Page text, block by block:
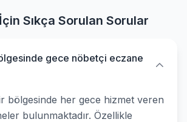
Sıkça Sorulan Sorular
gece nöbetçi eczane
bölgesinde her gece hizmet veren
bulunmaktadır. Özellikle